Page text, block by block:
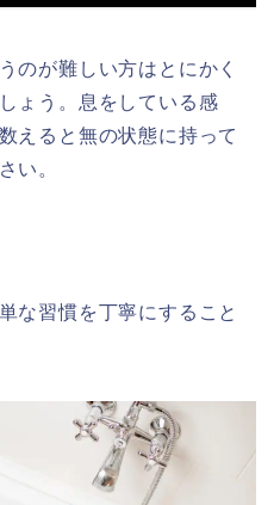
のが難しい方はとにかく
ょう。息をしている感
えると無の状態に持って
い。
な習慣を丁寧にすること